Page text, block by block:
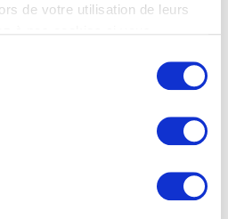
de votre utilisation de leurs